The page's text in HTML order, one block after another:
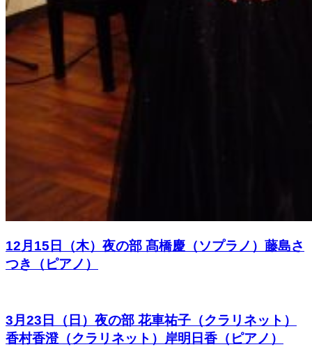
12月15日（木）夜の部 髙橋慶（ソプラノ）藤島さ
つき（ピアノ）
3月23日（日）夜の部 花車祐子（クラリネット）
香村香澄（クラリネット）岸明日香（ピアノ）